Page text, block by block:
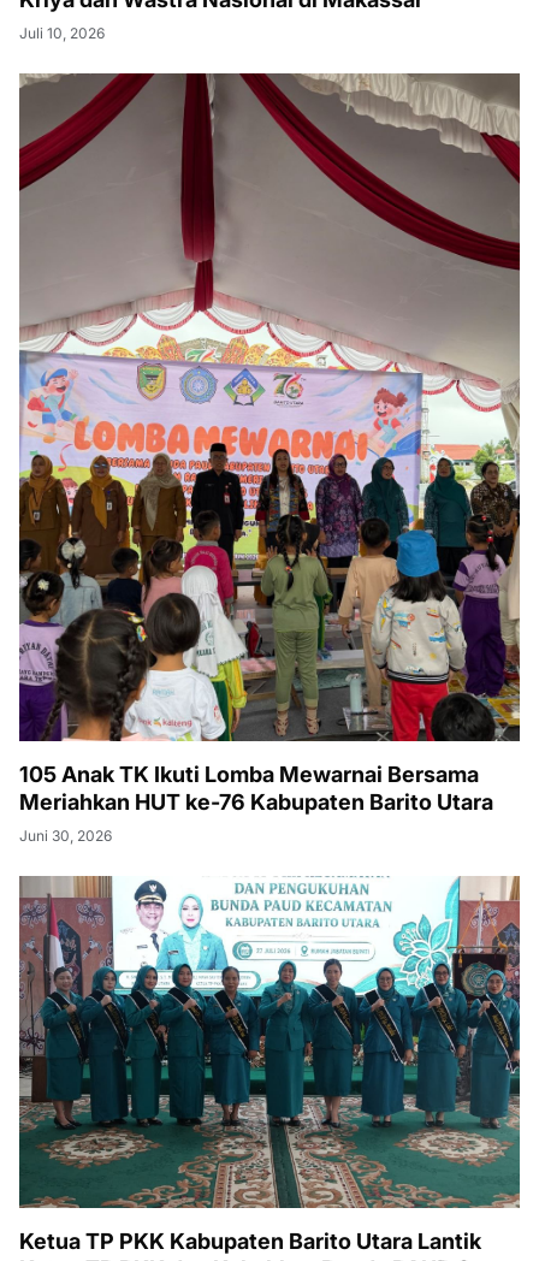
Juli 10, 2026
105 Anak TK Ikuti Lomba Mewarnai Bersama
Meriahkan HUT ke-76 Kabupaten Barito Utara
Juni 30, 2026
Ketua TP PKK Kabupaten Barito Utara Lantik